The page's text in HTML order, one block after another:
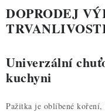
ZNAČKY
Hodnocení obchodu
Podmínky ochrany
DOPRODEJ
Univerzální
kuchyni
Pažitka je oblíbené